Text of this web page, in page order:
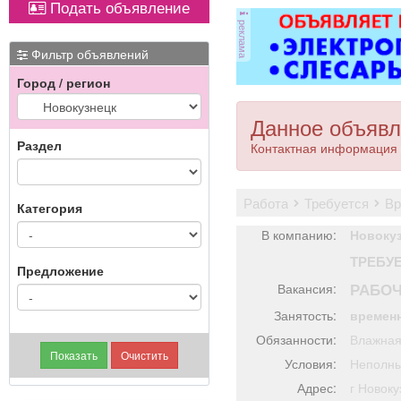
оборудованием,
имеется парковка, торг
уместен.
Подать объявление
Фильтр объявлений
Город / регион
Раздел
Категория
Предложение
реклама
Данное
Контактная информация
работа требуется
В компанию:
Вакансия:
Занятость:
Обязанности:
Условия:
Адрес:
г